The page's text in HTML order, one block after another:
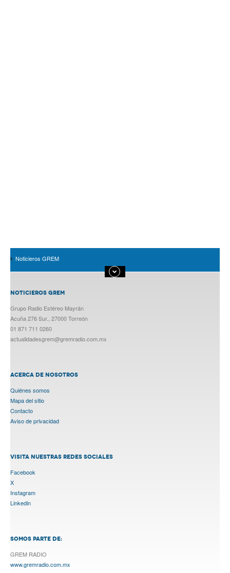
Noticieros GREM
NOTICIEROS GREM
Grupo Radio Estéreo Mayrán
Acuña 276 Sur., 27000 Torreón
01 871 711 0260
actualidadesgrem@gremradio.com.mx
ACERCA DE NOSOTROS
Quiénes somos
Mapa del sitio
Contacto
Aviso de privacidad
VISITA NUESTRAS REDES SOCIALES
Facebook
X
Instagram
Linkedin
SOMOS PARTE DE:
GREM RADIO
www.gremradio.com.mx